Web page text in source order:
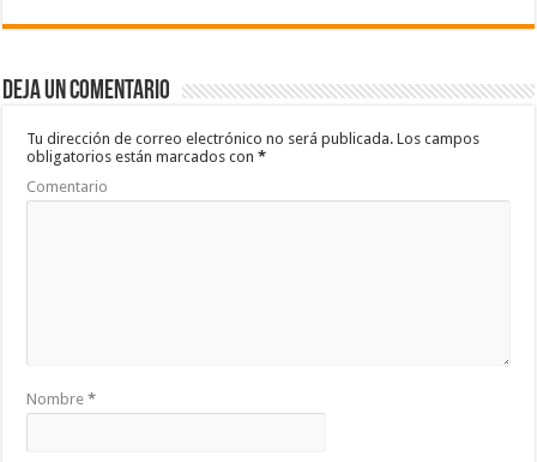
e
b
o
o
k
tt
er
at
sA
p
p
m
ar
ti
Deja un comentario
Tu dirección de correo electrónico no será publicada. Los campos
obligatorios están marcados con*
Comentario
Nombre*